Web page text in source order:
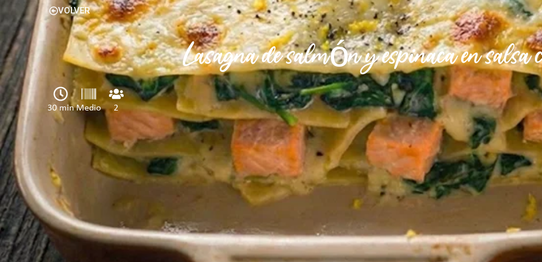
VOLVER
Lasagna de salmón y espinaca en salsa
30 min Medio 2